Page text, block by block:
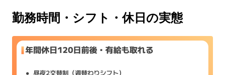
勤務時間・シフト・休日の実態